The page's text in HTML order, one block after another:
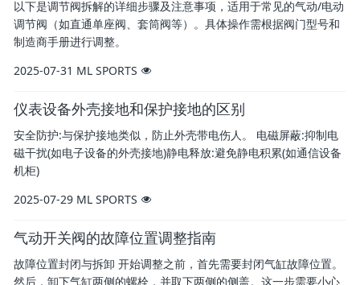
以下是调节阀拆解的详细步骤及注意事项，适用于常见的气动/电动
调节阀（如直通单座阀、套筒阀等）。具体操作需根据阀门型号和
制造商手册进行调整。
2025-07-31 ML SPORTS
仪表设备外壳接地和保护接地的区别
安全防护:与保护接地类似，防止外壳带电伤人。 电磁屏蔽:抑制电
磁干扰(如电子设备的外壳接地)静电释放:避免静电积累(如通信设备
机柜)
2025-07-29 ML SPORTS
气动开关阀的故障位置调整指南
故障位置封闭与拆卸 开始调整之前，首先需要封闭气缸故障位置。
然后，卸下气缸两侧的螺栓，并取下两侧的侧盖。这一步需要小心